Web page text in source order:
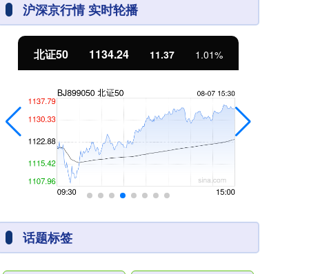
沪深京行情 实时轮播
北证50 1134.24 11.37 1.01%
话题标签